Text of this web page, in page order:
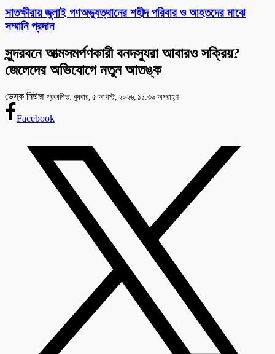
সাতক্ষীরায় জুলাই গণঅভ্যুত্থানের শহীদ পরিবার ও আহতদের মাঝে
সম্মানি প্রদান
সুন্দরবনে আত্মসমর্পণকারী বনদস্যুরা আবারও সক্রিয়?
জেলেদের অভিযোগে নতুন আতঙ্ক
ডেস্ক নিউজ প্রকাশিত: বুধবার, ৫ আগস্ট, ২০২৬, ১১:৩৯ অপরাহ্ণ
Facebook